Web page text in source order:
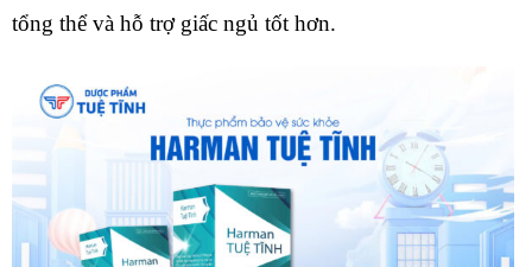
tổng thể và hỗ trợ giấc ngủ tốt hơn.